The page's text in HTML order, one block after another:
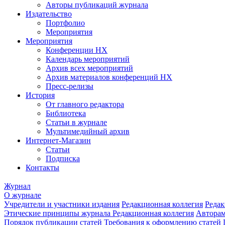
Авторы публикаций журнала
Издательство
Портфолио
Мероприятия
Мероприятия
Конференции НХ
Календарь мероприятий
Архив всех мероприятий
Архив материалов конференций НХ
Пресс-релизы
История
От главного редактора
Библиотека
Статьи в журнале
Мультимедийный архив
Интернет-Магазин
Статьи
Подписка
Контакты
Журнал
О журнале
Учредители и участники издания Редакционная коллегия
Этические принципы журнала Редакционная коллегия
Порядок публикации статей Требования к оформлению статей